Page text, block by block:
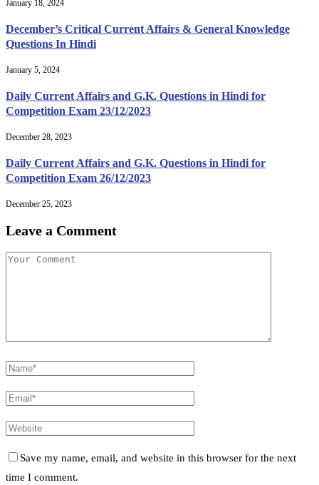
January 18, 2024
December’s Critical Current Affairs & General Knowledge
Questions In Hindi
January 5, 2024
Daily Current Affairs and G.K. Questions in Hindi for
Competition Exam 23/12/2023
December 28, 2023
Daily Current Affairs and G.K. Questions in Hindi for
Competition Exam 26/12/2023
December 25, 2023
Leave a Comment
Save my name, email, and website in this browser for the next
time I comment.